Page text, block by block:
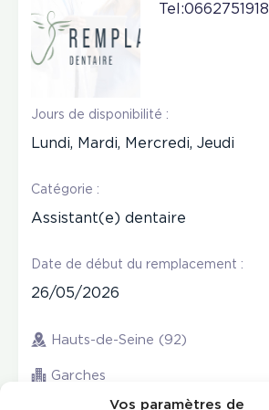
Vos paramètres de
Tel:0662751918
Jours de disponibilité :
Lundi, Mardi, Mercredi, Jeudi
Catégorie :
Assistant(e) dentaire
Date de début du remplacement :
26/05/2026
Hauts-de-Seine (92)
Garches